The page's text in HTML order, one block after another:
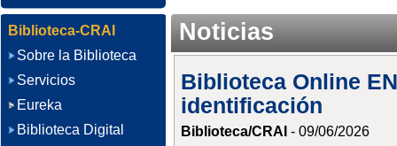
Noticias
Biblioteca Online
identificación
Biblioteca/CRAI - 09/06/2026
Biblioteca-CRAI
Sobre la Biblioteca
Servicios
Eureka
Biblioteca Digital